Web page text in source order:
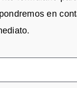
en